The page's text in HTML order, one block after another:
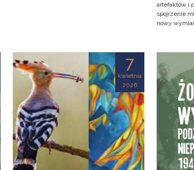
artefaktów i
spojrzenie
nowy
7
kwietnia
2026